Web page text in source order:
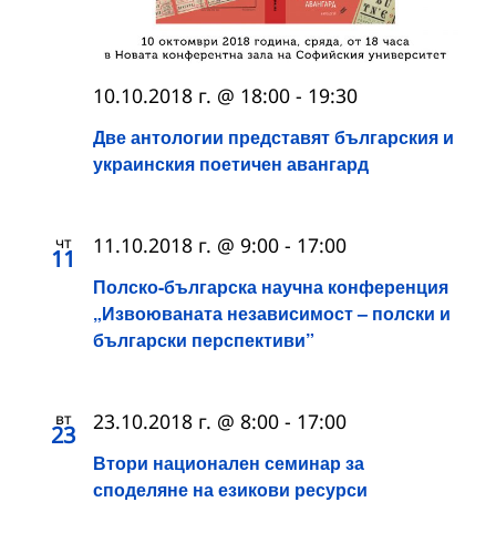
Две антологии представят българския и
украинския поетичен авангард
10.10.2018 г. @ 18:00 - 19:30
чт
11
Полско-българска научна конференция
„Извоюваната независимост – полски и
български перспективи”
11.10.2018 г. @ 9:00 - 17:00
вт
23
Втори национален семинар за
споделяне на езикови ресурси
23.10.2018 г. @ 8:00 - 17:00